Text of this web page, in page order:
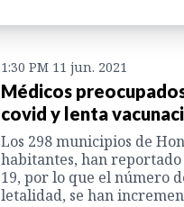
1:30 PM 11 jun. 2021
Médicos
covid y lenta
Los 298 municipios de
habitantes, han
19, por lo que el número
letalidad, se han